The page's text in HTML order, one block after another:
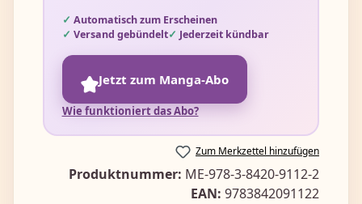
Automatisch zum Erscheinen
Versand gebündelt
Jederzeit kündbar
Jetzt zum Manga-Abo
Wie funktioniert das Abo?
Zum Merkzettel hinzufügen
Produktnummer: ME-978-3-8420-9112-2
EAN: 9783842091122